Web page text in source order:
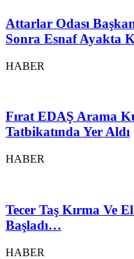
Attarlar Odası
Sonra Esnaf Ayakta
HABER
Fırat EDAŞ Arama
Tatbikatında Yer Aldı
HABER
Tecer Taş Kırma Ve
Başladı…
HABER